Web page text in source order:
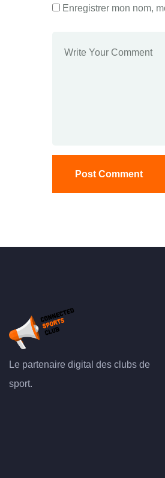
Enregistrer mon nom,
Le partenaire digital des clubs de
sport.